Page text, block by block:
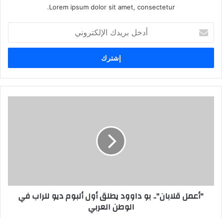
Lorem ipsum dolor sit amet, consectetur.
بريدك
الإلكتروني
"أعمل قلابان".. بو داوود يطلق أول ألبوم ديو للراب في
الوطن العربي